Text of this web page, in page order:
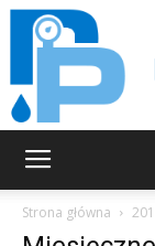
Strona główna